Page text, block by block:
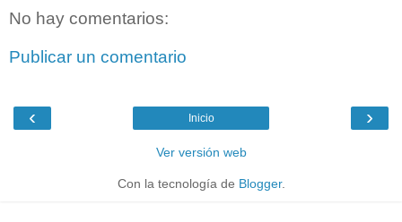
No hay comentarios:
Publicar un comentario
‹ ›
Inicio
Ver versión web
Con la tecnología de Blogger.